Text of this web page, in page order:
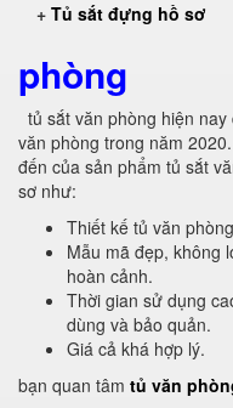
+ Tủ sắt đựng hồ sơ
phòng
tủ sắt văn phòng hiện
văn phòng trong năm
đến của sản phẩm tủ sắt
sơ như:
Thiết kế tủ văn
Mẫu mã đẹp, không
hoàn cảnh.
Thời gian sử dụng
dùng và bảo quản.
Giá cả khá hợp lý.
bạn quan tâm tủ văn